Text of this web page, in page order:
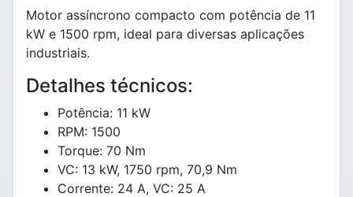
Motor assíncrono compacto com potência de 11
kW e 1500 rpm, ideal para diversas aplicações
industriais.
Detalhes técnicos:
Potência: 11 kW
RPM: 1500
Torque: 70 Nm
VC: 13 kW, 1750 rpm, 70,9 Nm
Corrente: 24 A, VC: 25 A